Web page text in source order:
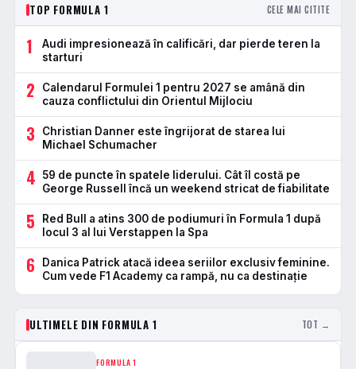
TOP FORMULA 1 CELE MAI CITITE
1
Audi impresionează în calificări, dar pierde teren la
starturi
2
Calendarul Formulei 1 pentru 2027 se amână din
cauza conflictului din Orientul Mijlociu
3
Christian Danner este îngrijorat de starea lui
Michael Schumacher
4
59 de puncte în spatele liderului. Cât îl costă pe
George Russell încă un weekend stricat de fiabilitate
5
Red Bull a atins 300 de podiumuri în Formula 1 după
locul 3 al lui Verstappen la Spa
6
Danica Patrick atacă ideea seriilor exclusiv feminine.
Cum vede F1 Academy ca rampă, nu ca destinație
ULTIMELE DIN FORMULA 1 TOT →
FORMULA 1